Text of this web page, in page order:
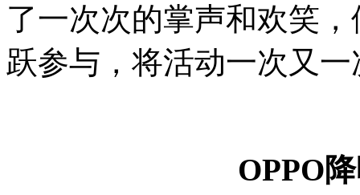
了一次次的掌声和欢笑
跃参与，将活动一次又
OPPO